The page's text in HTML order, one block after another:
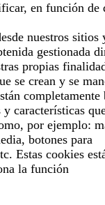
en función de
nuestros sitios
gestionada
propias
se crean y se
completamente
características
por ejemplo:
botones para
Estas cookies
la función